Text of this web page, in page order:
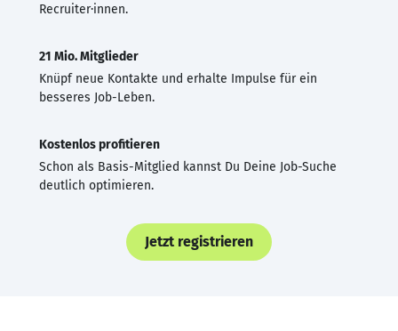
Recruiter·innen.
21 Mio. Mitglieder
Knüpf neue Kontakte und erhalte Impulse für ein
besseres Job-Leben.
Kostenlos profitieren
Schon als Basis-Mitglied kannst Du Deine Job-Suche
deutlich optimieren.
Jetzt registrieren